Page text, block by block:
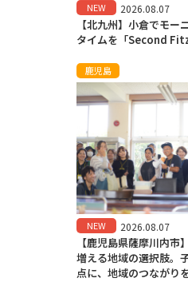
NEW 2026.08.07
【北九州】小倉でモー
タイムを「Second
鹿児島
NEW 2026.08.07
【鹿児島県薩摩川内市
増える地域の選択肢。
点に、地域のつながり